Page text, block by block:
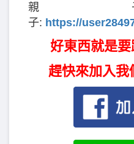
親
子: https://
好東西就是
趕快來加入